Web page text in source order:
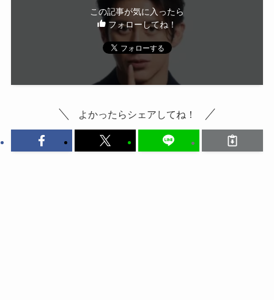
この記事が気に入ったら
フォローしてね！
よかったらシェアしてね！